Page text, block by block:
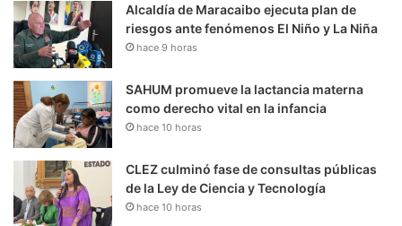
Alcaldía de Maracaibo ejecuta plan de
riesgos ante fenómenos El Niño y La Niña
hace 9 horas
SAHUM promueve la lactancia materna
como derecho vital en la infancia
hace 10 horas
CLEZ culminó fase de consultas públicas
de la Ley de Ciencia y Tecnología
hace 10 horas